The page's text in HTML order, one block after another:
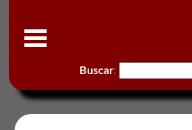
Buscar: